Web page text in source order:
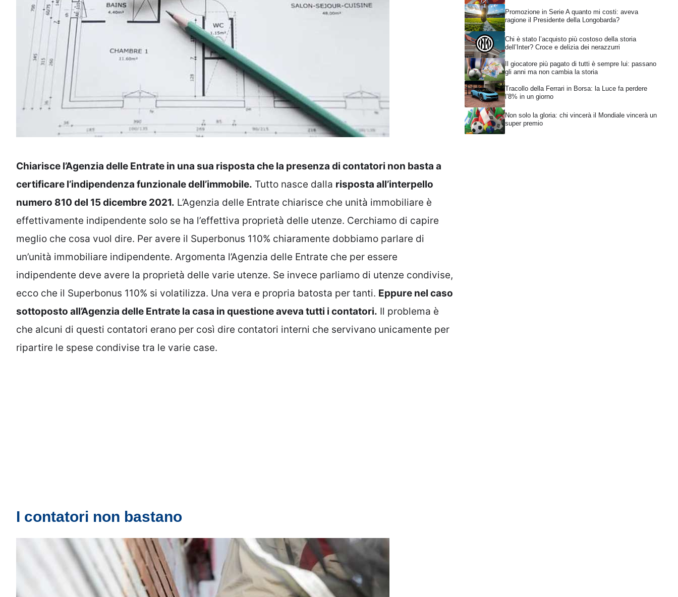
Chiarisce l’Agenzia delle Entrate in una sua risposta che la presenza di contatori non basta a
certificare l’indipendenza funzionale dell’immobile. Tutto nasce dalla risposta all’interpello
numero 810 del 15 dicembre 2021. L’Agenzia delle Entrate chiarisce che unità immobiliare è
effettivamente indipendente solo se ha l’effettiva proprietà delle utenze. Cerchiamo di capire
meglio che cosa vuol dire. Per avere il Superbonus 110% chiaramente dobbiamo parlare di
un’unità immobiliare indipendente. Argomenta l’Agenzia delle Entrate che per essere
indipendente deve avere la proprietà delle varie utenze. Se invece parliamo di utenze condivise,
ecco che il Superbonus 110% si volatilizza. Una vera e propria batosta per tanti. Eppure nel caso
sottoposto all’Agenzia delle Entrate la casa in questione aveva tutti i contatori. Il problema è
che alcuni di questi contatori erano per così dire contatori interni che servivano unicamente per
ripartire le spese condivise tra le varie case.
I contatori non bastano
Promozione in Serie A quanto mi costi: aveva
ragione il Presidente della Longobarda?
Chi è stato l’acquisto più costoso della storia
dell’Inter? Croce e delizia dei nerazzurri
Il giocatore più pagato di tutti è sempre lui: passano
gli anni ma non cambia la storia
Tracollo della Ferrari in Borsa: la Luce fa perdere
l’8% in un giorno
Non solo la gloria: chi vincerà il Mondiale vincerà un
super premio